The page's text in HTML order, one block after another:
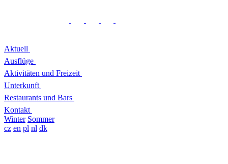
Aktuell
Ausflüge
Aktivitäten und Freizeit
Unterkunft
Restaurants und Bars
Kontakt
Winter Sommer
cz en pl nl dk